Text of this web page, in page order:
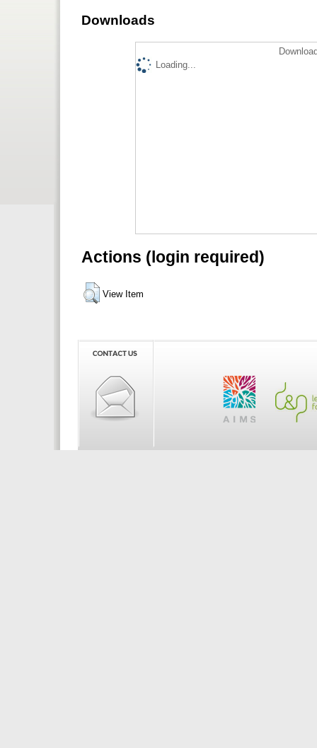
Downloads
Loading...
Actions (login required)
View Item